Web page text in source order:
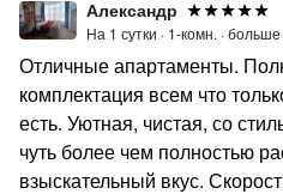
двери для Вас! Добро
надеюсь, скоро увидимся. Я
дать советы о Сочи. Я могу
удивительные места в Сочи и
всех
Порекомендую лучшие
Александр
На 1 сутки · 1-комн. ·больше
Отличные апартаменты.
комплектация всем что
есть. Уютная, чистая, со
чуть более чем полностью
взыскательный вкус.